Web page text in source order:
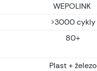
WEPOLINK
>3000 cykly
80+
Plast + železo